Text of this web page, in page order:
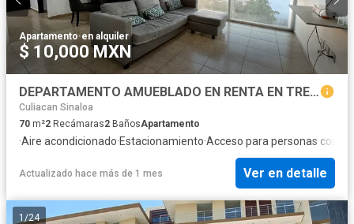
Apartamento·en alquiler
$ 10,000 MXN
DEPARTAMENTO AMUEBLADO EN RENTA EN TRES RIOS CUL
Culiacan Sinaloa
70 m²2 Recámaras2 BañosApartamento
·Aire acondicionado·Estacionamiento·Acceso para personas con
Actualizado hace más de 1 mes Ver en detalle
1 /24